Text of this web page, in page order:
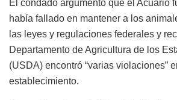
El condado argumentó que el Acuario
había fallado en mantener a los
las leyes y regulaciones federales y
Departamento de Agricultura de los
(USDA) encontró “varias violaciones”
establecimiento.